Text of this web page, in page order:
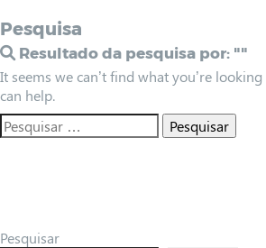
Pesquisa
Resultado da pesquisa por: ""
It seems we can’t find what you’re looking
can help.
Pesquisar